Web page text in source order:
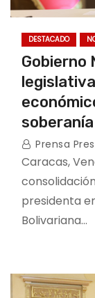
DESTACADO
Gobierno
soberanía
Prensa
Caracas,
presidenta
Bolivariana…